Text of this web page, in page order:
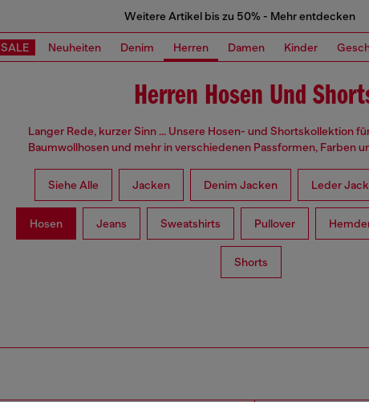
Weitere Artikel bis zu 50% - Mehr entdecken
SALE Neuheiten Denim Herren Damen Kinder
Herren Hosen Und
Langer Rede, kurzer Sinn ... Unsere Hosen- und Shortskollektion
Baumwollhosen und mehr in verschiedenen Passformen, Farben
Siehe Alle Jacken Denim Jacken Leder
Hosen Jeans Sweatshirts Pullover
Shorts